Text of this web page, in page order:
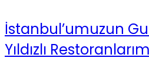
İstanbul’umuzun
Yıldızlı